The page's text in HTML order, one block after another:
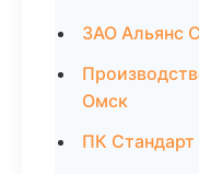
ЗАО Альянс
Омск
ПК